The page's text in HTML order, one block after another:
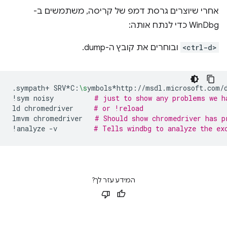
אחרי שיוצרים גרסת דמפ של קריסה, משתמשים ב-
WinDbg כדי לנתח אותה:
<ctrl-d> ובוחרים את קובץ ה-dump.
.sympath+ SRV*C: \symbols*http://msdl.microsoft.com/
!sym noisy
# just to show any problems we
ld chromedriver
# or !reload
lmvm chromedriver
# Should show chromedriver has
!analyze -v # Tells windbg to analyze the
המידע עזר לך?